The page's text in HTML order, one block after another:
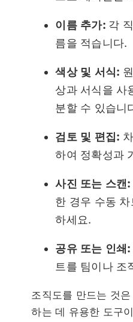
이름 추가: 각
름을 적습니다.
색상 및 서식:
상과 서식을 사
분할 수 있습니
검토 및 편집:
하여 정확성과
사진 또는 스캔:
한 경우 수동
하세요.
공유 또는 인쇄:
트를 팀이나 조
조직도를 만드는 것
하는 데 유용한 도구